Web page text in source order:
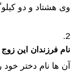
وی هشتاد و دو
نام فرزندان این
آن ها نام دختر خود